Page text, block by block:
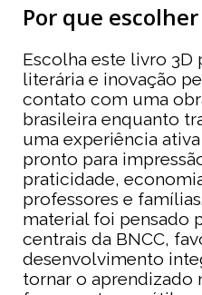
Por que
Escolha este livro
literária e inovação
contato com uma
brasileira enquanto
uma experiência
pronto para
praticidade,
professores e
material foi pensado
centrais da BNCC,
desenvolvimento
tornar o aprendizado